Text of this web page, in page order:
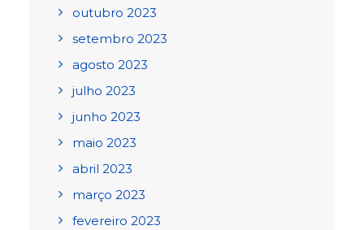
outubro 2023
setembro 2023
agosto 2023
julho 2023
junho 2023
maio 2023
abril 2023
março 2023
fevereiro 2023